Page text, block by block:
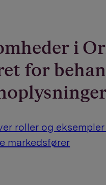
i
for
roller og
markedsfører